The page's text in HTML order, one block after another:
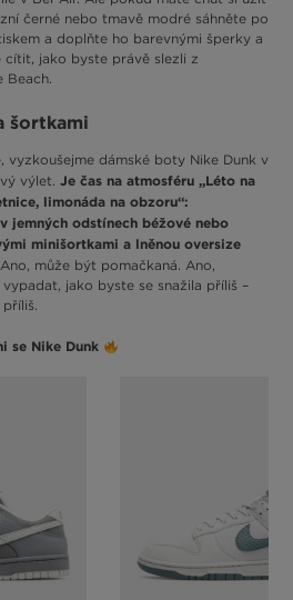
černé nebo tmavě modré sáhněte po
a doplňte ho barevnými šperky a
cítit, jako byste právě slezli z
Beach.
šortkami
vyzkoušejme dámské boty Nike Dunk v
výlet. Je čas na atmosféru „Léto na
limonáda na obzoru“:
jemných odstínech béžové nebo
minišortkami a lněnou oversize
Ano, může být pomačkaná. Ano,
jako byste se snažila příliš –
se Nike Dunk